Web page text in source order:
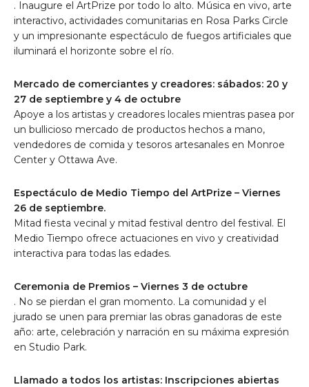
. Inaugure el ArtPrize por todo lo alto. Música en vivo, arte
interactivo, actividades comunitarias en Rosa Parks Circle
y un impresionante espectáculo de fuegos artificiales que
iluminará el horizonte sobre el río.
Mercado de comerciantes y creadores: sábados: 20 y
27 de septiembre y 4 de octubre
Apoye a los artistas y creadores locales mientras pasea por
un bullicioso mercado de productos hechos a mano,
vendedores de comida y tesoros artesanales en Monroe
Center y Ottawa Ave.
Espectáculo de Medio Tiempo del ArtPrize – Viernes
26 de septiembre.
Mitad fiesta vecinal y mitad festival dentro del festival. El
Medio Tiempo ofrece actuaciones en vivo y creatividad
interactiva para todas las edades.
Ceremonia de Premios – Viernes 3 de octubre
. No se pierdan el gran momento. La comunidad y el
jurado se unen para premiar las obras ganadoras de este
año: arte, celebración y narración en su máxima expresión
en Studio Park.
Llamado a todos los artistas: Inscripciones abiertas